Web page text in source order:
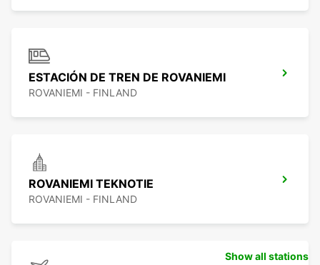
ESTACIÓN DE TREN DE ROVANIEMI
ROVANIEMI - FINLAND
ROVANIEMI TEKNOTIE
ROVANIEMI - FINLAND
Show all stations